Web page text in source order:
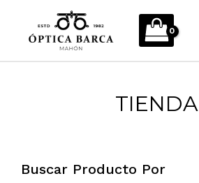
contenido
TIENDA
Buscar Producto Por